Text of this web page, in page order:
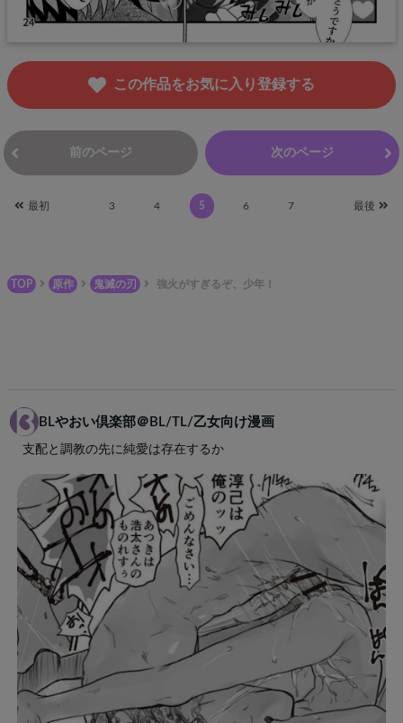
この作品をお気に入り登録する
前のページ 次のページ
最初 3 4 5 6 7 最後
TOP 原作 鬼滅の刃 強火がすぎるぞ、少年！
BLやおい倶楽部＠BL/TL/乙女向け漫画
支配と調教の先に純愛は存在するか